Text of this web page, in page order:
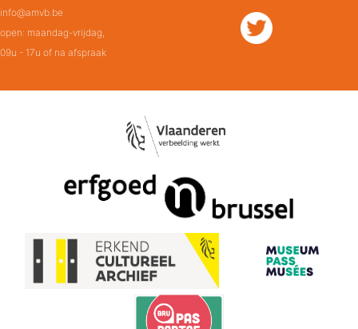
info@amvb.be
open: maandag-vrijdag,
09u - 17u of na afspraak